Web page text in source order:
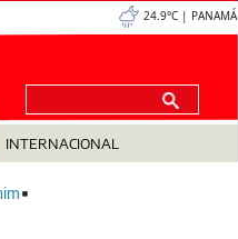
24.9°C | PANAMÁ
INTERNACIONAL